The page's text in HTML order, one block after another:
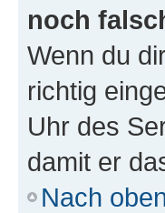
noch
Wenn du
richtig
Uhr des
damit er
Nach